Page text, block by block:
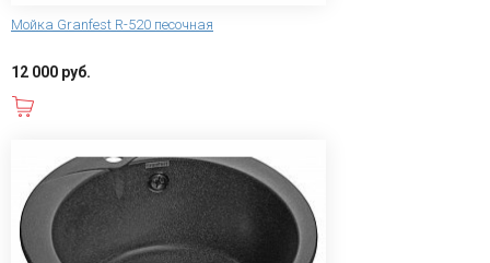
Мойка Granfest R-520 песочная
12 000 руб.